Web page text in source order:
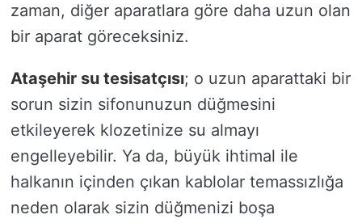
zaman, diğer aparatlara göre daha uzun olan
bir aparat göreceksiniz.
Ataşehir su tesisatçısı; o uzun aparattaki bir
sorun sizin sifonunuzun düğmesini
etkileyerek klozetinize su almayı
engelleyebilir. Ya da, büyük ihtimal ile
halkanın içinden çıkan kablolar temassızlığa
neden olarak sizin düğmenizi boşa